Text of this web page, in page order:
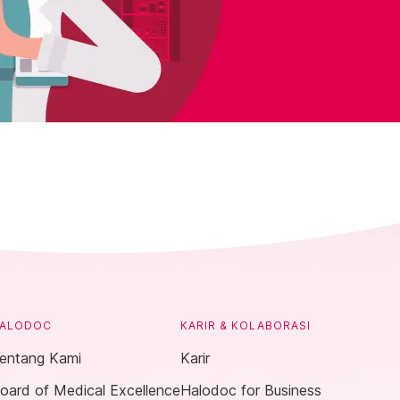
Kami
of Medical Excellence
KARIR & KOLABORASI
Karir
Halodoc for Business